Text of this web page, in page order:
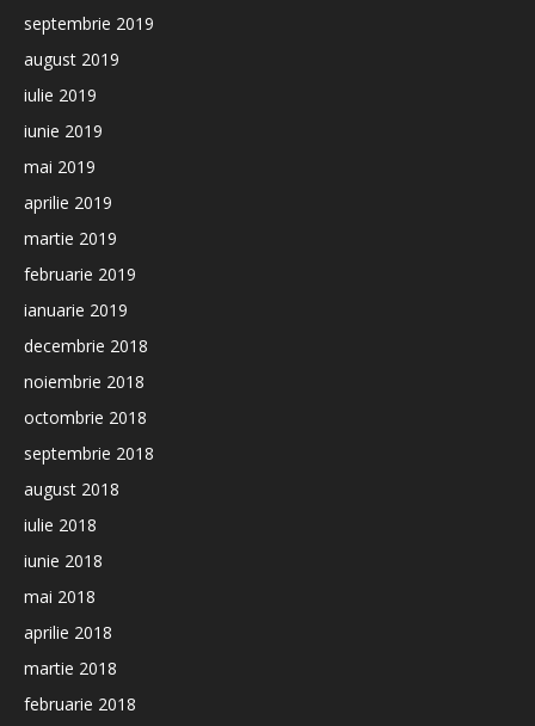
septembrie 2019
august 2019
iulie 2019
iunie 2019
mai 2019
aprilie 2019
martie 2019
februarie 2019
ianuarie 2019
decembrie 2018
noiembrie 2018
octombrie 2018
septembrie 2018
august 2018
iulie 2018
iunie 2018
mai 2018
aprilie 2018
martie 2018
februarie 2018